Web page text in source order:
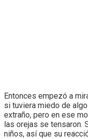
Entonces empezó a
si tuviera miedo de
extraño, pero en ese
las orejas se tensaron.
niños, así que su